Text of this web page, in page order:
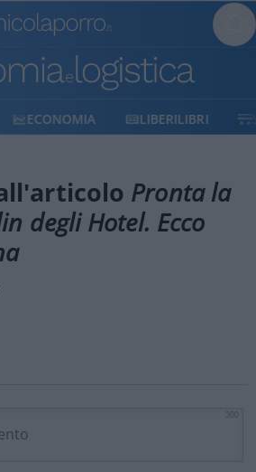
ECONOMIA LIBERILIBRI
Pronta la
degli Hotel. Ecco